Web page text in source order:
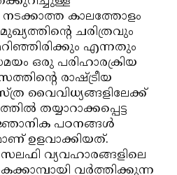
കാലത്തോളം
ചരിത്രവും
എന്നതും
ഒരു പരിഹാരക്രിയ
രാഷ്ട്രീയ
വൈവിധ്യങ്ങളിലേക്ക്
തയ്യാറാക്കപ്പെട്ട
പഠനങ്ങള്‍
ഉളവാക്കിയത്.
വ്യവഹാരങ്ങളിലെ
വര്‍ത്തിക്കുന്ന